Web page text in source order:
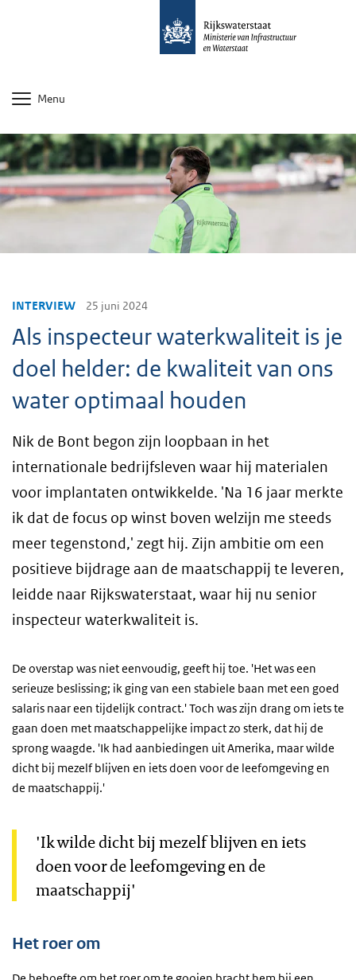
Menu
Als inspecteur waterkwaliteit is je
doel helder: de kwaliteit van ons
water optimaal houden
INTERVIEW 25 juni 2024
Nik de Bont begon zijn loopbaan in het
internationale bedrijfsleven waar hij materialen
voor implantaten ontwikkelde. 'Na 16 jaar merkte
ik dat de focus op winst boven welzijn me steeds
meer tegenstond,' zegt hij. Zijn ambitie om een
positieve bijdrage aan de maatschappij te leveren,
leidde naar Rijkswaterstaat, waar hij nu senior
inspecteur waterkwaliteit is.
De overstap was niet eenvoudig, geeft hij toe. 'Het was een
serieuze beslissing; ik ging van een stabiele baan met een goed
salaris naar een tijdelijk contract.' Toch was zijn drang om iets te
gaan doen met maatschappelijke impact zo sterk, dat hij de
sprong waagde. 'Ik had aanbiedingen uit Amerika, maar wilde
dicht bij mezelf blijven en iets doen voor de leefomgeving en
de maatschappij.'
'Ik wilde dicht bij mezelf blijven en iets
doen voor de leefomgeving en de
maatschappij'
Het roer om